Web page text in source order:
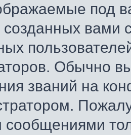
под
созданных
Обычно
званий на